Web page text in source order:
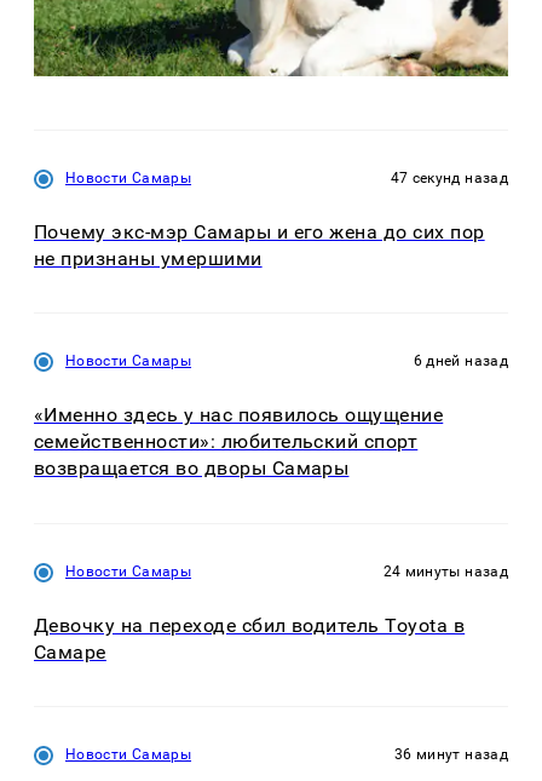
Новости Самары 47 секунд назад
Почему экс-мэр Самары и его жена до сих пор
не признаны умершими
Новости Самары 6 дней назад
«Именно здесь у нас появилось ощущение
семейственности»: любительский спорт
возвращается во дворы Самары
Новости Самары 24 минуты назад
Девочку на переходе сбил водитель Toyota в
Самаре
Новости Самары 36 минут назад